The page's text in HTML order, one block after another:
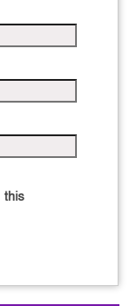
this